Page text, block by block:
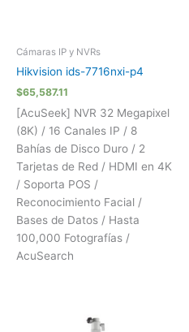
Cámaras IP y NVRs
Hikvision ids-7716nxi-p4
$65,587.11
[AcuSeek] NVR 32 Megapixel
(8K) / 16 Canales IP / 8
Bahías de Disco Duro / 2
Tarjetas de Red / HDMI en 4K
/ Soporta POS /
Reconocimiento Facial /
Bases de Datos / Hasta
100,000 Fotografías /
AcuSearch